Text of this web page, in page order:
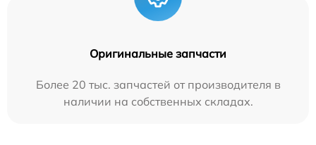
Оригинальные запчасти
Более 20 тыс. запчастей от производителя в
наличии на собственных складах.